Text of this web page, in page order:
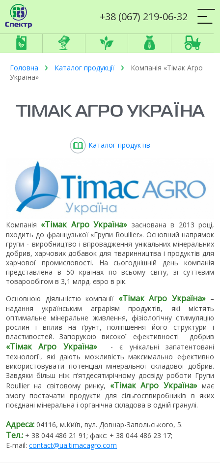
+38 (067) 219-06-32
Головна Каталог продукції
Компанія «Тімак Агро
Україна»
ТІМАК АГРО УКРАЇНА
Каталог продуктів
Компанія «Тімак Агро Україна» заснована в 2013 році,
входить до французької «Групи Roullier». Основний напрямок
групи - виробництво і впровадження унікальних мінеральних
добрив, харчових добавок для тваринництва і продуктів для
харчової промисловості. На сьогоднішній день компанія
представлена в 50 країнах по всьому світу, зі суттєвим
товарообігом в 3,1 млрд. євро в рік.
Основною діяльністю компанії «Тімак Агро Україна»–
надання українським аграріям продуктів, які містять
оптимальне мінеральне живлення, фізіологічну стимуляцію
рослин і вплив на ґрунт, поліпшення його структури і
властивостей. Запорукою високої ефективності добрив
«Тімак Агро Україна»- є унікальні запатентовані
технології, які дають можливість максимально ефективно
використовувати потенціал мінеральної складової добрив.
Завдяки більш ніж п’ятдесятирічному досвіду роботи Групи
Roullier на світовому ринку, «Тімак Агро Україна»має
змогу постачати продукти для сільгоспвиробників в яких
поєднані мінеральна і органічна складова в одній гранулі.
Адреса: 04116, м.Київ, вул. Довнар-Запольського, 5.
Тел.: + 38 044 486 21 91; факс: + 38 044 486 23 17;
E-mail: contact@ua.timacagro.com